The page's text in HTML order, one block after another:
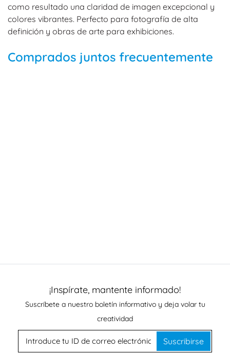
como resultado una claridad de imagen excepcional y
colores vibrantes. Perfecto para fotografía de alta
definición y obras de arte para exhibiciones.
Comprados juntos frecuentemente
¡Inspírate, mantente informado!
Suscríbete a nuestro boletín informativo y deja volar tu
creatividad
Suscribirse